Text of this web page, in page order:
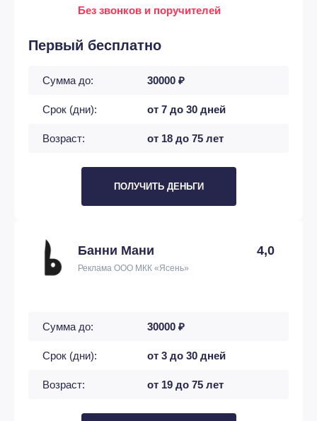
Без звонков и поручителей
Первый бесплатно
Сумма до: 30000 ₽
Срок (дни): от 7 до 30 дней
Возраст: от 18 до 75 лет
ПОЛУЧИТЬ ДЕНЬГИ
Банни Мани 4,0
Реклама ООО МКК «Ясень»
Сумма до: 30000 ₽
Срок (дни): от 3 до 30 дней
Возраст: от 19 до 75 лет